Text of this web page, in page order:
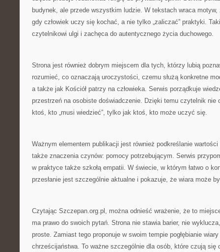
budynek, ale przede wszystkim ludzie. W tekstach wraca motyw,
gdy człowiek uczy się kochać, a nie tylko „zaliczać” praktyki.
czytelnikowi ulgi i zachęca do autentycznego życia duchowego.
Strona jest również dobrym miejscem dla tych, którzy lubią
rozumieć, co oznaczają uroczystości, czemu służą konkretne
a także jak Kościół patrzy na człowieka. Serwis porządkuje
przestrzeń na osobiste doświadczenie. Dzięki temu czytelnik nie
ktoś, kto „musi wiedzieć”, tylko jak ktoś, kto może uczyć się.
Ważnym elementem publikacji jest również podkreślanie
także znaczenia czynów: pomocy potrzebującym. Serwis
w praktyce także szkołą empatii. W świecie, w którym łatwo o
przesłanie jest szczególnie aktualne i pokazuje, że wiara może
Czytając Szczepan.org.pl, można odnieść wrażenie, że to
ma prawo do swoich pytań. Strona nie stawia barier, nie
proste. Zamiast tego proponuje w swoim tempie pogłębianie
chrześcijaństwa. To ważne szczególnie dla osób, które czują się